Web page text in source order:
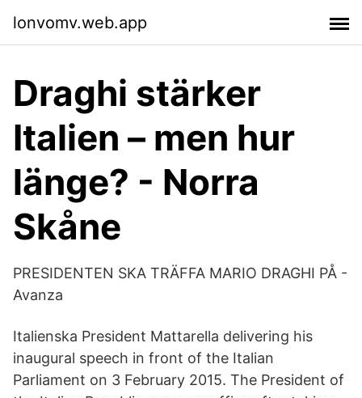
lonvomv.web.app
Draghi stärker
Italien – men hur
länge? - Norra
Skåne
PRESIDENTEN SKA TRÄFFA MARIO DRAGHI PÅ -
Avanza
Italienska President Mattarella delivering his
inaugural speech in front of the Italian
Parliament on 3 February 2015. The President of